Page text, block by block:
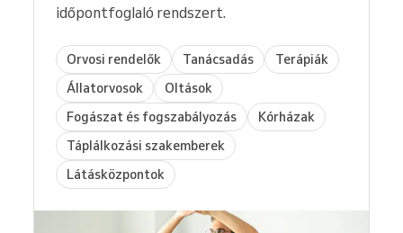
időpontfoglaló rendszert.
Orvosi rendelők Tanácsadás
Terápiák
Állatorvosok
Oltások
Fogászat és fogszabályozás
Kórházak
Táplálkozási szakemberek
Látásközpontok